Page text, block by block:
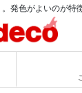
色がよいのが